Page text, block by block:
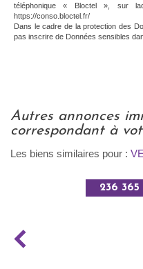
téléphonique « Bloctel », sur
https://conso.bloctel.fr/
Dans le cadre de la protection des
pas inscrire de Données sensibles
autres annonces immobilières
correspondant à
Les biens similaires pour :
236 365